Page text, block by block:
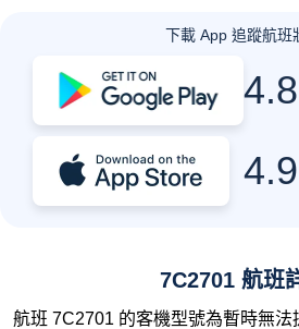
下載 App 追蹤航班
4.8
4.9
7C2701 航班
航班 7C2701 的客機型號為暫時無法